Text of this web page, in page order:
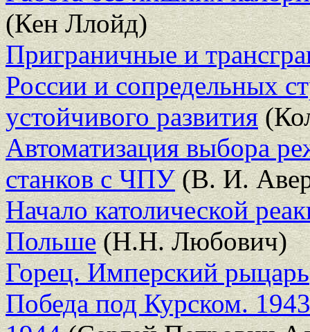
(Кен Ллойд)
Приграничные и
России и сопредельных
устойчивого развития
Автоматизация выбора
станков с ЧПУ(В. И.
Начало католической
Польше(Н.Н. Любович)
Горец. Имперский рыцарь
Победа под Курском.